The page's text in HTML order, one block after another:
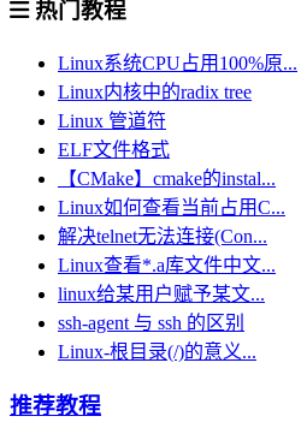
热门教程
Linux系统CPU占用100%原...
Linux内核中的radix tree
Linux 管道符
ELF文件格式
【CMake】cmake的instal...
Linux如何查看当前占用C...
解决telnet无法连接(Con...
Linux查看*.a库文件中文...
linux给某用户赋予某文...
ssh-agent 与 ssh 的区别
Linux-根目录(/)的意义...
推荐教程